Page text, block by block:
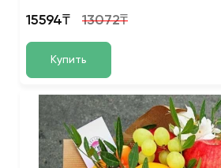
15594₸ 13072₸
Купить